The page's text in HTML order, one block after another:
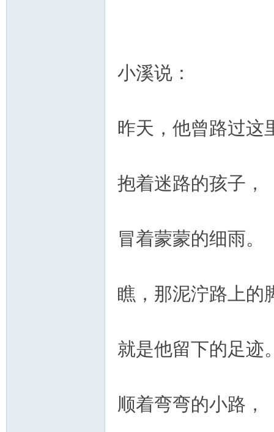
小溪说：
昨天，他曾路过这
抱着迷路的孩子，
冒着蒙蒙的细雨。
瞧，那泥泞路上的
就是他留下的足迹
顺着弯弯的小路，